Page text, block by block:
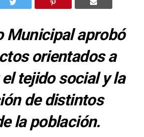
Municipal aprobó
orientados a
tejido social y la
de distintos
la población.